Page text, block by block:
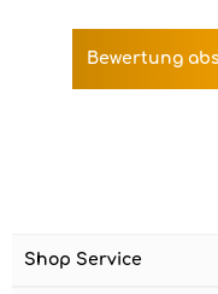
Bewertung
Shop Service